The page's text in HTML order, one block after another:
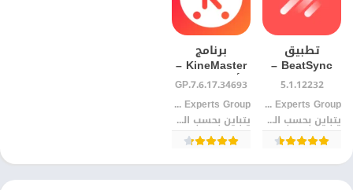
تطبيق
BeatSync –
فيديوهات
سريعة وسهلة
5.1.12232
KineMaster Video Editor Experts Group‏
يتباين بحسب الجهاز
برنامج
KineMaster –
أفضل محرر
فيديو احترافي
7.6.17.34693.GP
KineMaster Video Editor Experts Group‏
يتباين بحسب الجهاز